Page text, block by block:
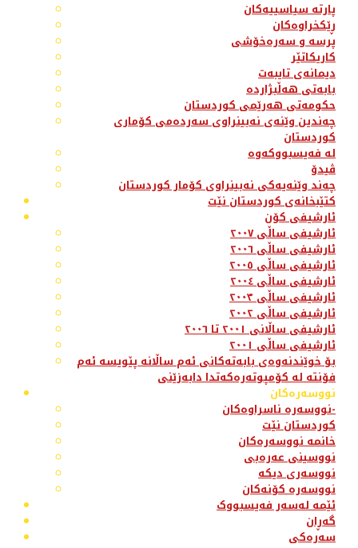
پارتە سیاسییەکان
ڕێکخراوەکان
پرسە و سەرەخۆشی
کاریکاتێر
دیمانەی تایبەت
بابەتی هەڵبژاردە
حکومەتی هەرێمی کوردستان
چەندین وێنەی نەبینراوی سەردەمی کۆماری
کوردستان
لە فەیسبووکەوە
ڤیدۆ
چەند وێنەیەکی نەبینراوی کۆمار کوردستان
کتێبخانەی کوردستان نێت
ئارشیفی کۆن
ئارشیفی ساڵی ٢٠٠٧
ئارشیفی ساڵی ٢٠٠٦
ئارشیفی ساڵی ٢٠٠٥
ئارشیفی ساڵی ٢٠٠٤
ئارشیفی ساڵی ٢٠٠٣
ئارشیفی ساڵی ٢٠٠٢
ئارشیفی ساڵانی ٢٠٠١ تا ٢٠٠٦
ئارشیفی ساڵی ٢٠٠١
بۆ خوێندنەوەی بابەتەکانی ئەم ساڵانە پێویسە ئەم
فۆنتە لە کۆمپوتەرەکەتدا دابەزێنی
نووسەرەکان
نووسەرە ناسراوەکان-
کوردستان نێت
خانمە نووسەرەکان
نووسینی عەرەبی
نووسەری دیکە
نووسەرە کۆنەکان
ئێمە لەسەر فەیسبووک
گەڕان
سەرەکی